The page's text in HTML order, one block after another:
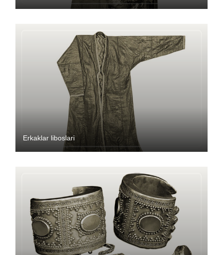
Erkaklar liboslari